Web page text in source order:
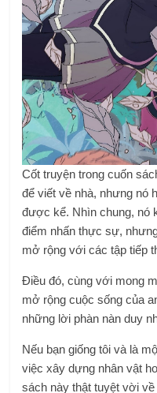
Cốt truyện trong cuốn
để viết về nhà, nhưng nó
được kể. Nhìn chung, nó
điểm nhấn thực sự,
mở rộng với các tập tiếp
Điều đó, cùng với mong
mở rộng cuộc sống của
những lời phàn nàn duy
Nếu bạn giống tôi và là
việc xây dựng nhân vật
sách này thật tuyệt vời